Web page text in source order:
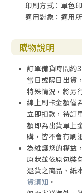
印刷方式：單色
適用對象：適用
購物說明
訂單備貨時間約
當日或隔日出貨
特殊情況，將另
線上刷卡金額僅
立即扣款，待訂
額即為出貨單上
購，皆不會有刷
為維護您的權益
原狀並依原包裝
退貨之商品、紙
貨須知 。